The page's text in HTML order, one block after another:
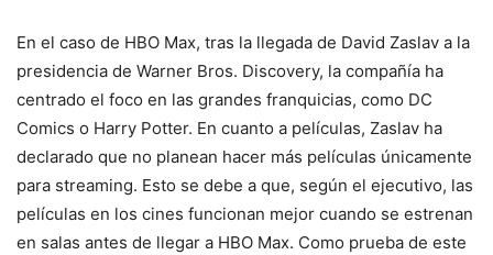
En el caso de HBO Max, tras la llegada de David Zaslav a la
presidencia de Warner Bros. Discovery, la compañía ha
centrado el foco en las grandes franquicias, como DC
Comics o Harry Potter. En cuanto a películas, Zaslav ha
declarado que no planean hacer más películas únicamente
para streaming. Esto se debe a que, según el ejecutivo, las
películas en los cines funcionan mejor cuando se estrenan
en salas antes de llegar a HBO Max. Como prueba de este